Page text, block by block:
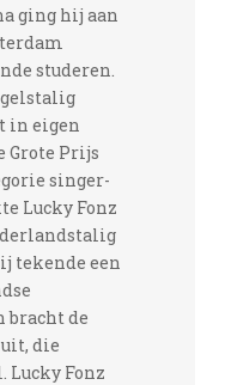
ging hij aan
studeren.
in eigen
Grote Prijs
singer-
Lucky Fonz
tekende een
bracht de
die
Lucky Fonz